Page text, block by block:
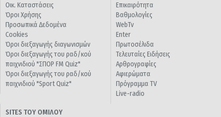
Οικ. Καταστάσεις
Όροι Χρήσης
Προσωπικά Δεδομένα
Cookies
Όροι διεξαγωγής διαγωνισμών
Όροι διεξαγωγής του ραδ/κού
παιχνιδιού "ΣΠΟΡ FM Quiz"
Όροι διεξαγωγής του ραδ/κού
παιχνιδιού "Sport Quiz"
Επικαιρότητα
Βαθμολογίες
WebTv
Enter
Πρωτοσέλιδα
Τελευταίες Ειδήσεις
Αρθρογραφίες
Αφιερώματα
Πρόγραμμα TV
Live-radio
SITES ΤΟΥ ΟΜΙΛΟΥ